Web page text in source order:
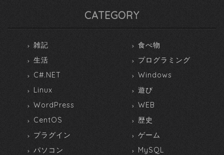
CATEGORY
雑記
食べ物
生活
プログラミング
C#.NET
Windows
Linux
遊び
WordPress
WEB
CentOS
歴史
プラグイン
ゲーム
パソコン
MySQL